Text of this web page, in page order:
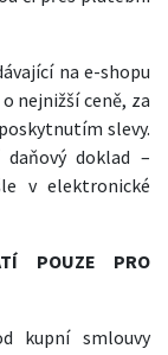
na e-shopu
nejnižší ceně, za
slevy.
doklad –
v elektronické
POUZE PRO
kupní smlouvy